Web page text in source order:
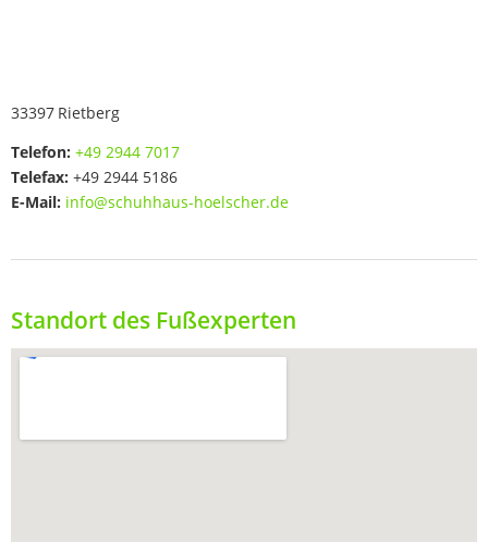
33397 Rietberg
Telefon: +49 2944 7017
Telefax: +49 2944 5186
E-Mail: info@schuhhaus-hoelscher.de
Standort des Fußexperten